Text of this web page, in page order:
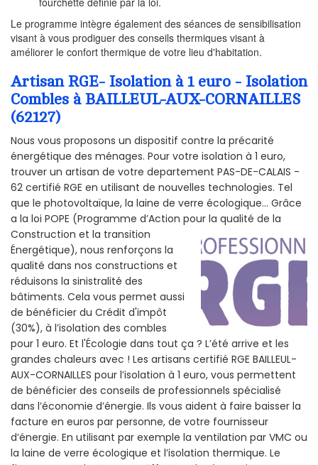
Le programme intègre également des séances de sensibilisation
visant à vous prodiguer des conseils thermiques visant à
améliorer le confort thermique de votre lieu d'habitation.
Artisan RGE- Isolation à 1 euro - Isolation
Combles à BAILLEUL-AUX-CORNAILLES
(62127)
Nous vous proposons un dispositif contre la précarité
énergétique des ménages. Pour votre isolation à 1 euro,
trouver un artisan de votre departement PAS-DE-CALAIS -
62 certifié RGE en utilisant de nouvelles technologies. Tel
que le photovoltaïque, la laine de verre écologique... Grâce
a la loi POPE (Programme d’Action pour la qualité de la
Construction et la transition
Énergétique), nous renforçons la
qualité dans nos constructions et
réduisons la sinistralité des
bâtiments. Cela vous permet aussi
de bénéficier du Crédit d'impôt
(30%), à l’isolation des combles
pour 1 euro. Et l'Écologie dans tout ça ? L’été arrive et les
grandes chaleurs avec ! Les artisans certifié RGE BAILLEUL-
AUX-CORNAILLES pour l’isolation à 1 euro, vous permettent
de bénéficier des conseils de professionnels spécialisé
dans l’économie d’énergie. Ils vous aident à faire baisser la
facture en euros par personne, de votre fournisseur
d’énergie. En utilisant par exemple la ventilation par VMC ou
la laine de verre écologique et l’isolation thermique. Le